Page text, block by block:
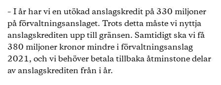
– I år har vi en utökad anslagskredit på 330 miljoner
på förvaltningsanslaget. Trots detta måste vi nyttja
anslagskrediten upp till gränsen. Samtidigt ska vi få
380 miljoner kronor mindre i förvaltningsanslag
2021, och vi behöver betala tillbaka åtminstone delar
av anslagskrediten från i år.